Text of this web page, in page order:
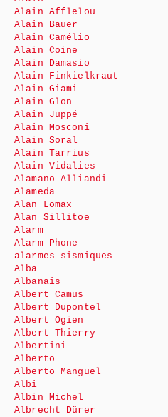
Alain Afflelou
Alain Bauer
Alain Camélio
Alain Coine
Alain Damasio
Alain Finkielkraut
Alain Giami
Alain Glon
Alain Juppé
Alain Mosconi
Alain Soral
Alain Tarrius
Alain Vidalies
Alamano Alliandi
Alameda
Alan Lomax
Alan Sillitoe
Alarm
Alarm Phone
alarmes sismiques
Alba
Albanais
Albert Camus
Albert Dupontel
Albert Ogien
Albert Thierry
Albertini
Alberto
Alberto Manguel
Albi
Albin Michel
Albrecht Dürer